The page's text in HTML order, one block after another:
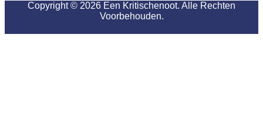
Copyright © 2026 Een Kritischenoot. Alle Rechten
Voorbehouden.